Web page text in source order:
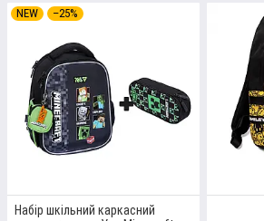
NEW –25%
Набір шкільний каркасний